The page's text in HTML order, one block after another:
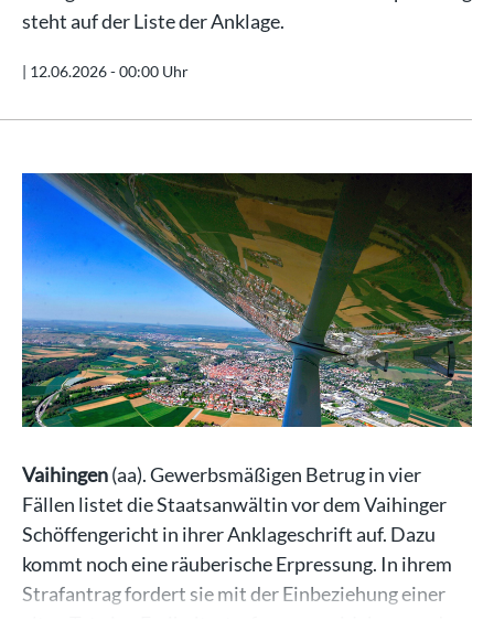
steht auf der Liste der Anklage.
| 12.06.2026 - 00:00 Uhr
Vaihingen(aa). Gewerbsmäßigen Betrug in vier
Fällen listet die Staatsanwältin vor dem Vaihinger
Schöffengericht in ihrer Anklageschrift auf. Dazu
kommt noch eine räuberische Erpressung. In ihrem
Strafantrag fordert sie mit der Einbeziehung einer